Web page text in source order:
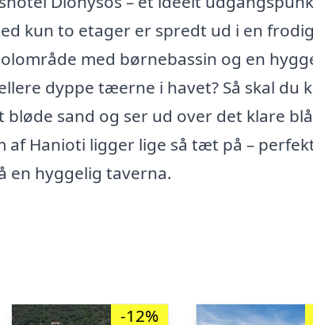
kun to etager er spredt ud i en
med børnebassin og en
dyppe tæerne i havet? Så skal du
sand og ser ud over det klare blå
af Hanioti ligger lige så tæt på –
en hyggelig taverna.
-12%